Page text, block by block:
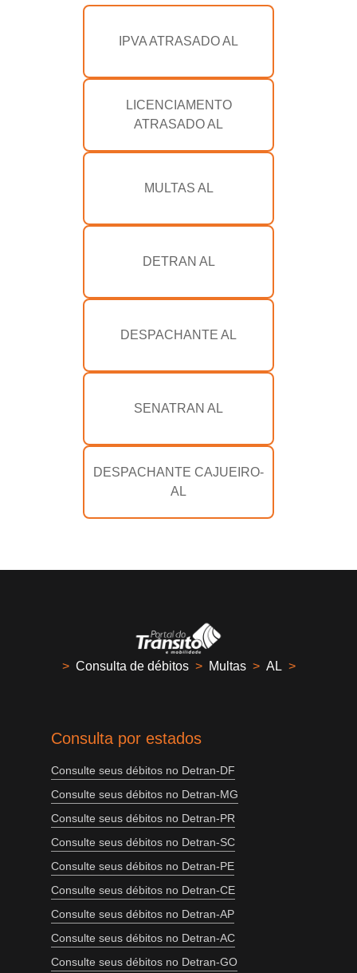
IPVA ATRASADO AL
LICENCIAMENTO
ATRASADO AL
MULTAS AL
DETRAN AL
DESPACHANTE AL
SENATRAN AL
DESPACHANTE CAJUEIRO-
AL
> Consulta de débitos > Multas > AL >
Consulta por estados
Consulte seus débitos no Detran-DF
Consulte seus débitos no Detran-MG
Consulte seus débitos no Detran-PR
Consulte seus débitos no Detran-SC
Consulte seus débitos no Detran-PE
Consulte seus débitos no Detran-CE
Consulte seus débitos no Detran-AP
Consulte seus débitos no Detran-AC
Consulte seus débitos no Detran-GO